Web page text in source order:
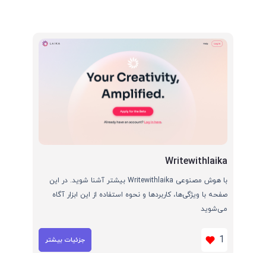
Writewithlaika
با هوش مصنوعی Writewithlaika بیشتر آشنا شوید. در این
صفحه با ویژگی‌ها، کاربردها و نحوه استفاده از این ابزار آگاه
می‌شوید
1 جزئیات بیشتر